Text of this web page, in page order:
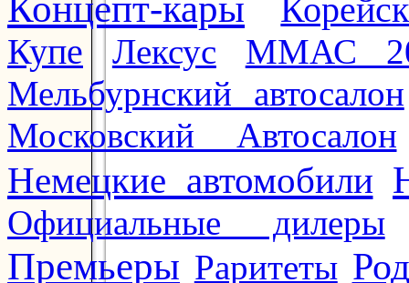
Концепт-кары
Купе
Лексус ММАС
Мельбурнский автосалон
Московский Автосалон
Немецкие автомобили
Официальные дилеры
Премьеры Раритеты